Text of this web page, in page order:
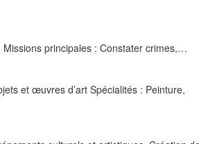
Missions principales : Constater crimes,…
et œuvres d’art Spécialités : Peinture,